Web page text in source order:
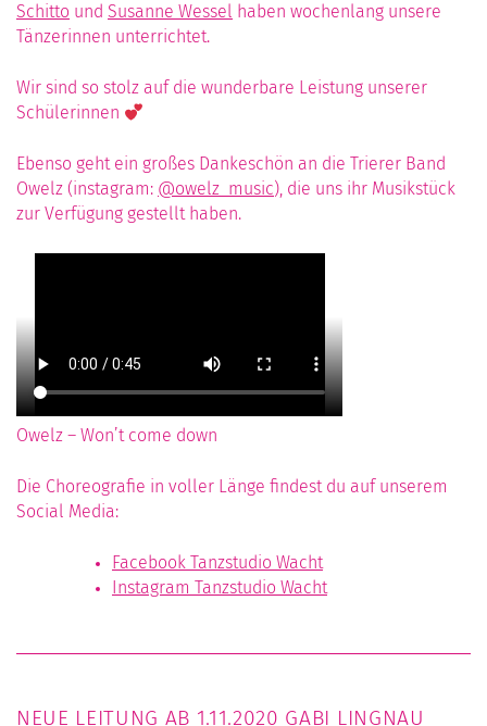
Schitto und Susanne Wessel
haben wochenlang unsere
Tänzerinnen unterrichtet.
Wir sind so stolz auf die wunderbare Leistung unserer
Schülerinnen
Ebenso geht ein großes Dankeschön an die Trierer Band
Owelz (instagram: @owelz_music), die uns ihr Musikstück
zur Verfügung gestellt haben.
Owelz – Won’t come down
Die Choreografie in voller Länge findest du auf unserem
Social Media:
Facebook Tanzstudio Wacht
Instagram Tanzstudio Wacht
NEUE LEITUNG AB 1.11.2020 GABI LINGNAU